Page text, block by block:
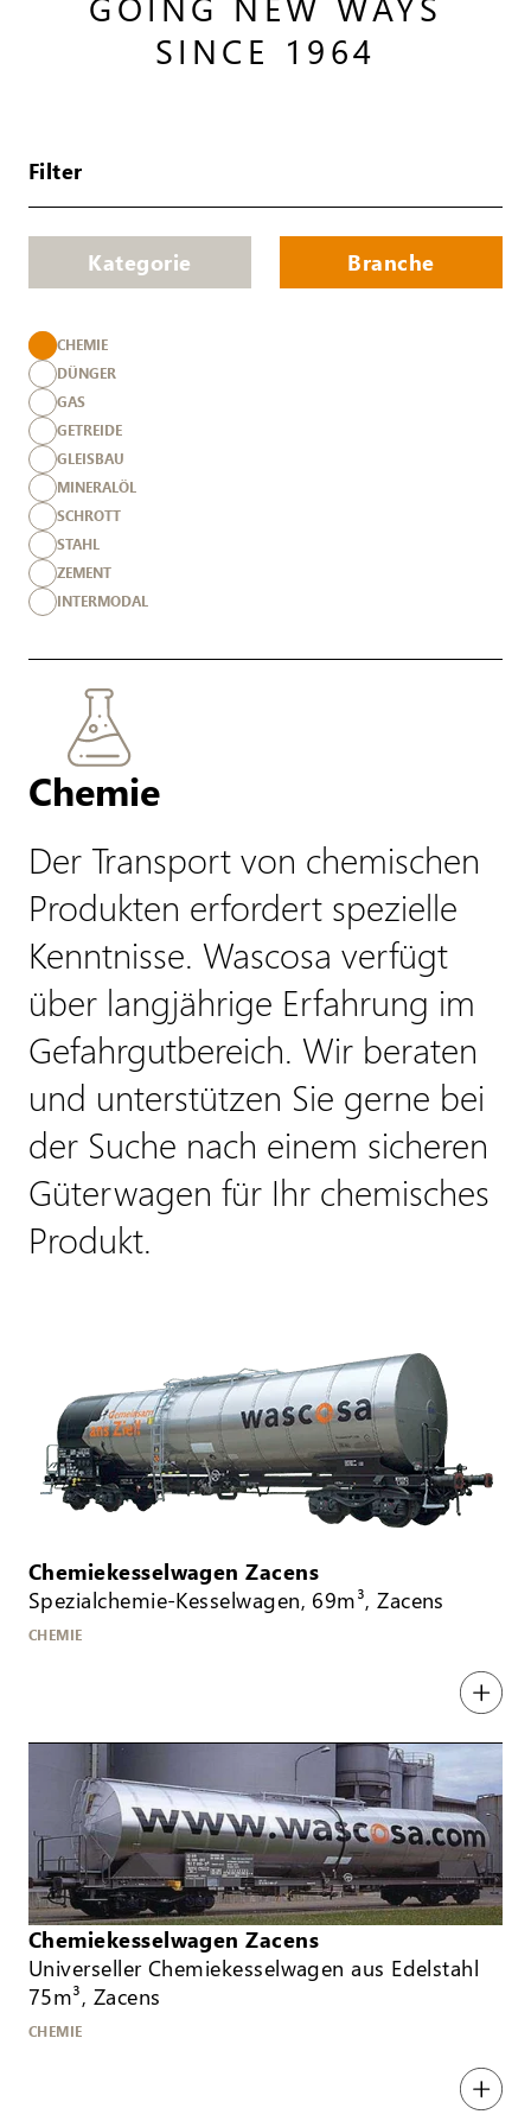
SINCE 1964
Filter
Kategorie Branche
CHEMIE
DÜNGER
GAS
GETREIDE
GLEISBAU
MINERALÖL
SCHROTT
STAHL
ZEMENT
INTERMODAL
Chemie
Der Transport von chemischen
Produkten erfordert spezielle
Kenntnisse. Wascosa verfügt
über langjährige Erfahrung im
Gefahrgutbereich. Wir beraten
und unterstützen Sie gerne bei
der Suche nach einem sicheren
Güterwagen für Ihr chemisches
Produkt.
Chemiekesselwagen Zacens
Spezialchemie-Kesselwagen, 69m³, Zacens
CHEMIE
Chemiekesselwagen Zacens
Universeller Chemiekesselwagen aus Edelstahl
75m³, Zacens
CHEMIE